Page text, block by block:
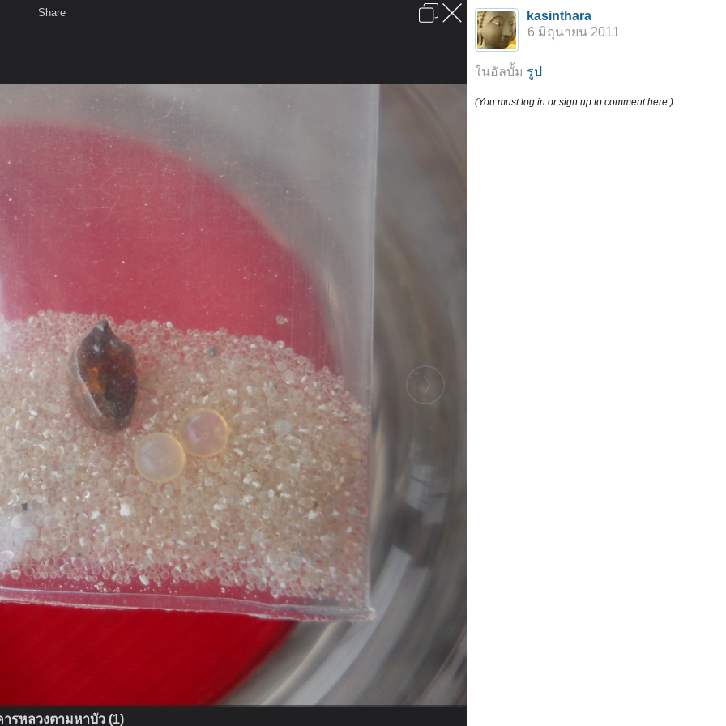
เข้าสู่ระบบหรือลงทะเบียน
เสียงธรรม สมาชิก ห้องสนทนา
ลงโฆษณา ติดต่อเรา ช่วยเหลือ
Share
ารหลวงตามหาบัว (1)
kasinthara
6 มิถุนายน 2011
ในอัลบั้ม รูป
(You must log in or sign up to comment here.)